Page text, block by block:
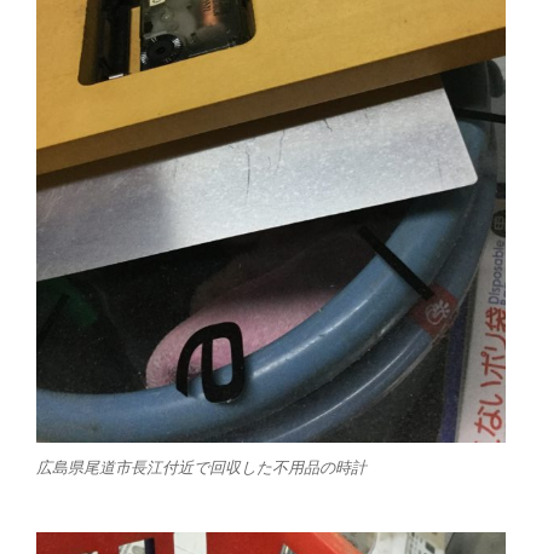
広島県尾道市長江付近で回収した不用品の時計